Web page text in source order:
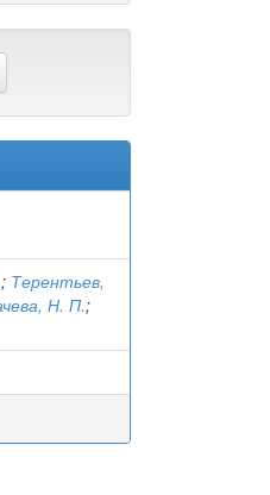
; Терентьев,
Н. П.;